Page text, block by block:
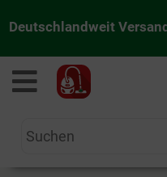
Deutschlandweit